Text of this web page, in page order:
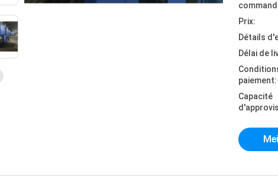
Prix:
Détails
Délai de
paiement:
Capacité